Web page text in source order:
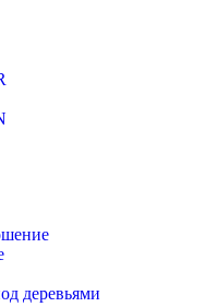
деревьями